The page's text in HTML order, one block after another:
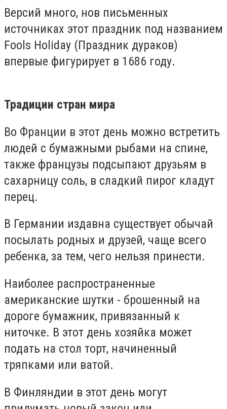
Версий много, нов письменных
источниках этот праздник под названием
Fools Holiday (Праздник дураков)
впервые фигурирует в 1686 году.
Традиции стран мира
Во Франции в этот день можно встретить
людей с бумажными рыбами на спине,
также французы подсыпают друзьям в
сахарницу соль, в сладкий пирог кладут
перец.
В Германии издавна существует обычай
посылать родных и друзей, чаще всего
ребенка, за тем, чего нельзя принести.
Наиболее распространенные
американские шутки - брошенный на
дороге бумажник, привязанный к
ниточке. В этот день хозяйка может
подать на стол торт, начиненный
тряпками или ватой.
В Финляндии в этот день могут